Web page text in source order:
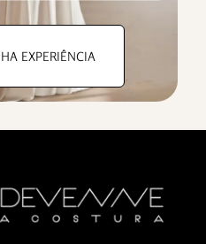
EXPERIÊNCIA